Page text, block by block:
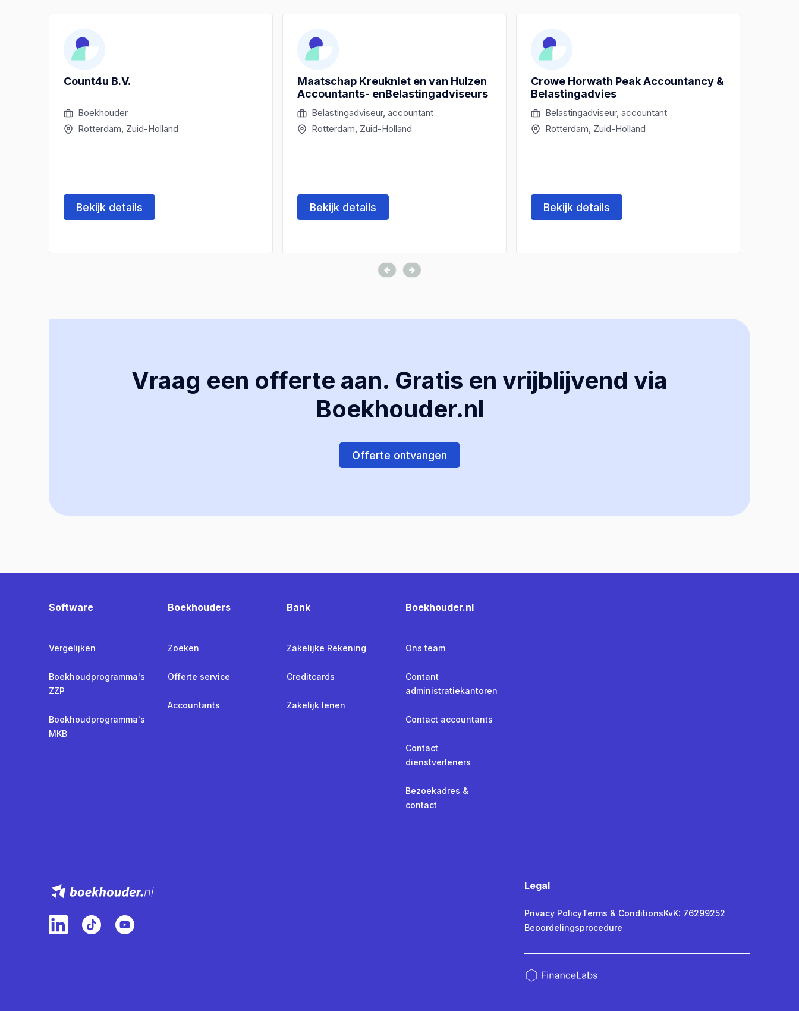
Count4u B.V.
Boekhouder
Rotterdam, Zuid-Holland
Bekijk details
Maatschap Kreukniet en van Hulzen
Accountants- enBelastingadviseurs
Belastingadviseur, accountant
Rotterdam, Zuid-Holland
Bekijk details
Crowe Horwath Peak Accountancy &
Belastingadvies
Belastingadviseur, accountant
Rotterdam, Zuid-Holland
Bekijk details
Vraag een offerte aan. Gratis en vrijblijvend via
Boekhouder.nl
Offerte ontvangen
Software
Vergelijken
Boekhoudprogramma's
ZZP
Boekhoudprogramma's
MKB
Boekhouders
Zoeken
Offerte service
Accountants
Bank
Zakelijke Rekening
Creditcards
Zakelijk lenen
Boekhouder.nl
Ons team
Contant
administratiekantoren
Contact accountants
Contact
dienstverleners
Bezoekadres &
contact
Legal
Privacy PolicyTerms & ConditionsKvK: 76299252
Beoordelingsprocedure